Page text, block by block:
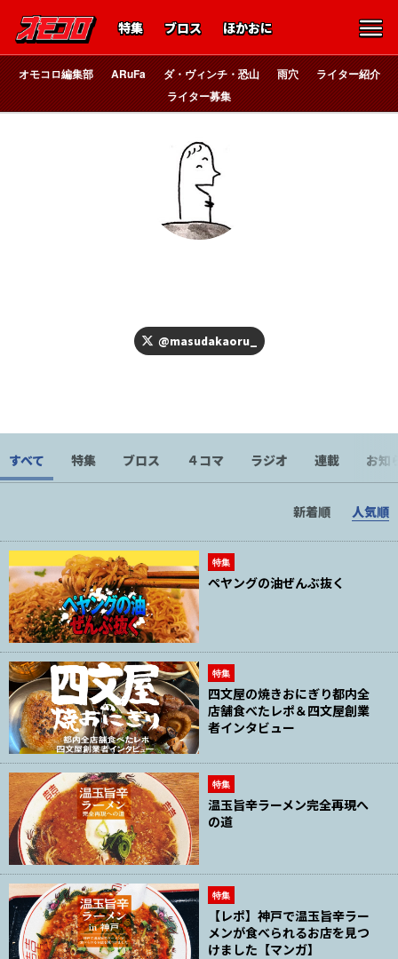
特集 ブロス ほかおに
オモコロ編集部 ARuFa ダ・ヴィンチ・恐山 雨穴
ライター紹介
ライター募集
@masudakaoru_
すべて 特集 ブロス ４コマ ラジオ 連載 お知
新着順 人気順
特集
ペヤングの油ぜんぶ抜く
特集
四文屋の焼きおにぎり都内全
店舗食べたレポ＆四文屋創業
者インタビュー
特集
温玉旨辛ラーメン完全再現へ
の道
特集
【レポ】神戸で温玉旨辛ラー
メンが食べられるお店を見つ
けました【マンガ】